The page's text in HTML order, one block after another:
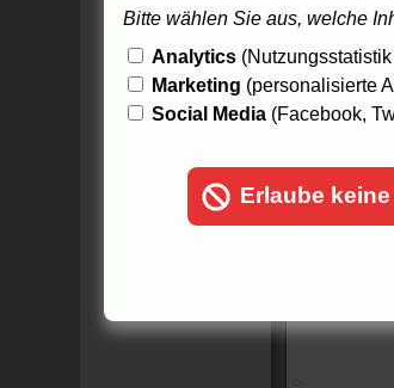
mit dem
Monologs.
Bitte wählen Sie aus, welche
Analytics
Marketing (personalisierte
Social Media(Facebook,
Erlaube keine